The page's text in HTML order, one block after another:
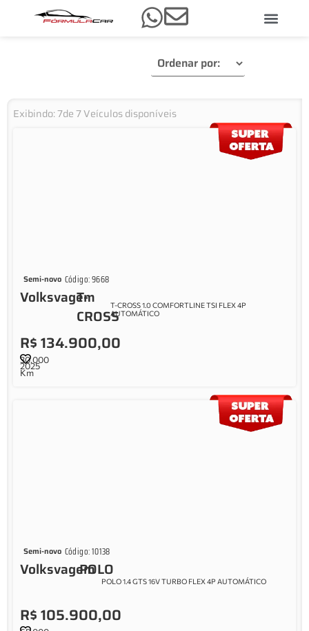
Exibindo:7de7Veículos disponíveis
Semi-novo Código: 9668
Volksvagem
T-
CROSS
T-CROSS 1.0 COMFORTLINE TSI FLEX 4P
AUTOMÁTICO
R$ 134.900,00
2025
30.000
Km
Semi-novo Código: 10138
VolksvagemPOLO
POLO 1.4 GTS 16V TURBO FLEX 4P AUTOMÁTICO
R$ 105.900,00